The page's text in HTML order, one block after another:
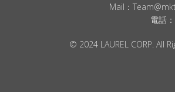
Mail：
電話：
© 2024 LAUREL CORP. All